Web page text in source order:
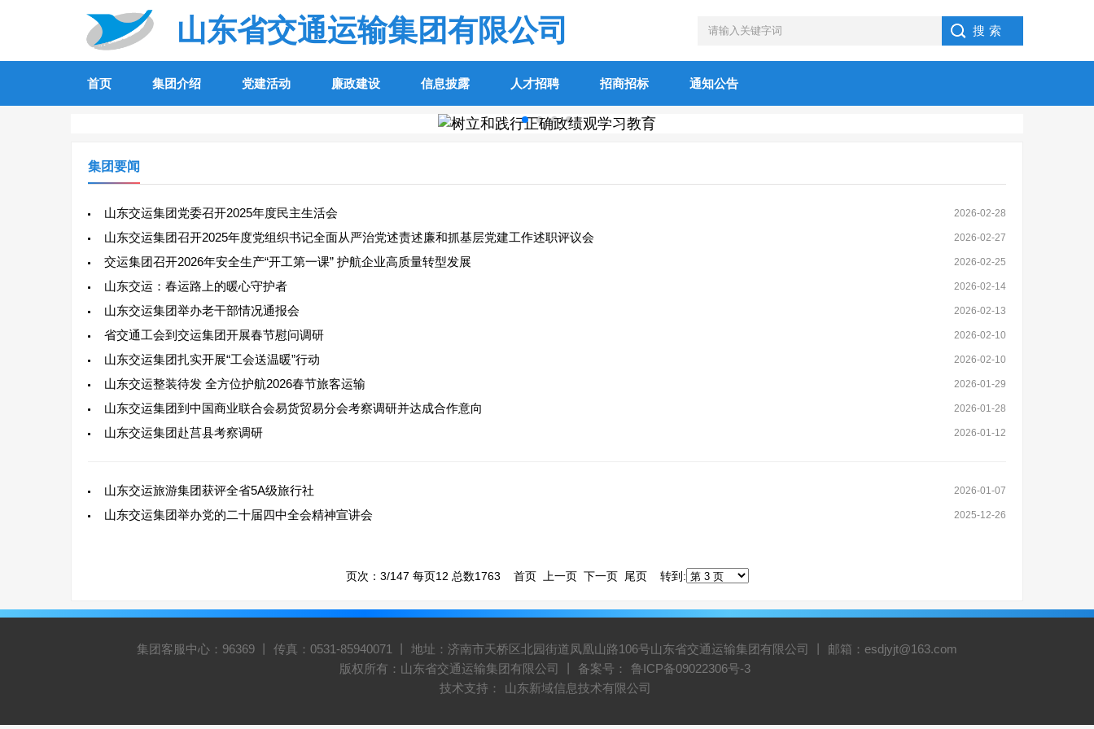
山东省交通运输集团有限公司
首页 集团介绍 党建活动 廉政建设 信息披露 人才招聘 招商招标 通知公告
集团要闻
2026-02-28
山东交运集团党委召开2025年度民主生活会
2026-02-27
山东交运集团召开2025年度党组织书记全面从严治党述责述廉和抓基层党建工作述职评议会
2026-02-25
交运集团召开2026年安全生产“开工第一课” 护航企业高质量转型发展
2026-02-14
山东交运：春运路上的暖心守护者
2026-02-13
山东交运集团举办老干部情况通报会
2026-02-10
省交通工会到交运集团开展春节慰问调研
2026-02-10
山东交运集团扎实开展“工会送温暖”行动
2026-01-29
山东交运整装待发 全方位护航2026春节旅客运输
2026-01-28
山东交运集团到中国商业联合会易货贸易分会考察调研并达成合作意向
2026-01-12
山东交运集团赴莒县考察调研
2026-01-07
山东交运旅游集团获评全省5A级旅行社
2025-12-26
山东交运集团举办党的二十届四中全会精神宣讲会
页次：3/147 每页12 总数1763 首页 上一页 下一页 尾页转到:
集团客服中心：96369 丨 传真：0531-85940071 丨 地址：济南市天桥区北园街道凤凰山路106号山东省交通运输集团有限公司 丨 邮箱：esdjyjt@163.com
版权所有：山东省交通运输集团有限公司 丨 备案号：
鲁ICP备09022306号-3
技术支持：
山东新域信息技术有限公司